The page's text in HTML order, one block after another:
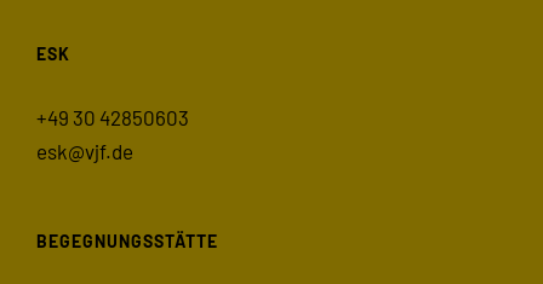
ESK
+49 30 42850603
esk@vjf.de
BEGEGNUNGSSTÄTTE